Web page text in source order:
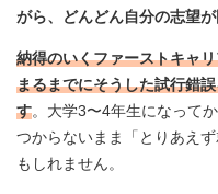
がら、どんどん自分の志望
納得のいくファーストキャ
まるまでにそうした試行錯
す。大学3〜4年生になって
つからないまま「とりあえ
もしれません。